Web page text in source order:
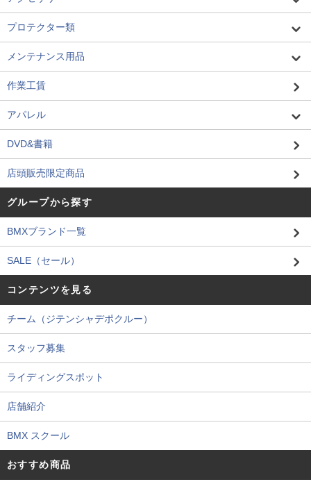
プロテクター類
メンテナンス用品
作業工賃
アパレル
DVD&書籍
店頭販売限定商品
グループから探す
BMXブランド一覧
SALE（セール）
コンテンツを見る
チーム（ジテンシャデポクルー）
スタッフ募集
ライディングスポット
店舗紹介
BMX スクール
おすすめ商品